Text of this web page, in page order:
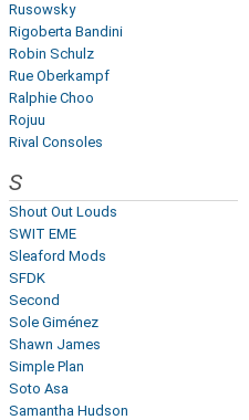
Rusowsky
Rigoberta Bandini
Robin Schulz
Rue Oberkampf
Ralphie Choo
Rojuu
Rival Consoles
S
Shout Out Louds
SWIT EME
Sleaford Mods
SFDK
Second
Sole Giménez
Shawn James
Simple Plan
Soto Asa
Samantha Hudson